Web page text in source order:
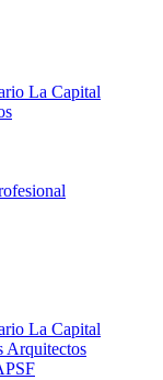
La Capital
La Capital
Arquitectos